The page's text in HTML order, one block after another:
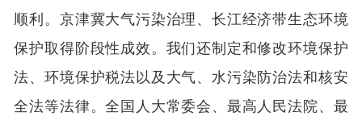
顺利。京津冀大气污染治理、长江经济带生态环境
保护取得阶段性成效。我们还制定和修改环境保护
法、环境保护税法以及大气、水污染防治法和核安
全法等法律。全国人大常委会、最高人民法院、最